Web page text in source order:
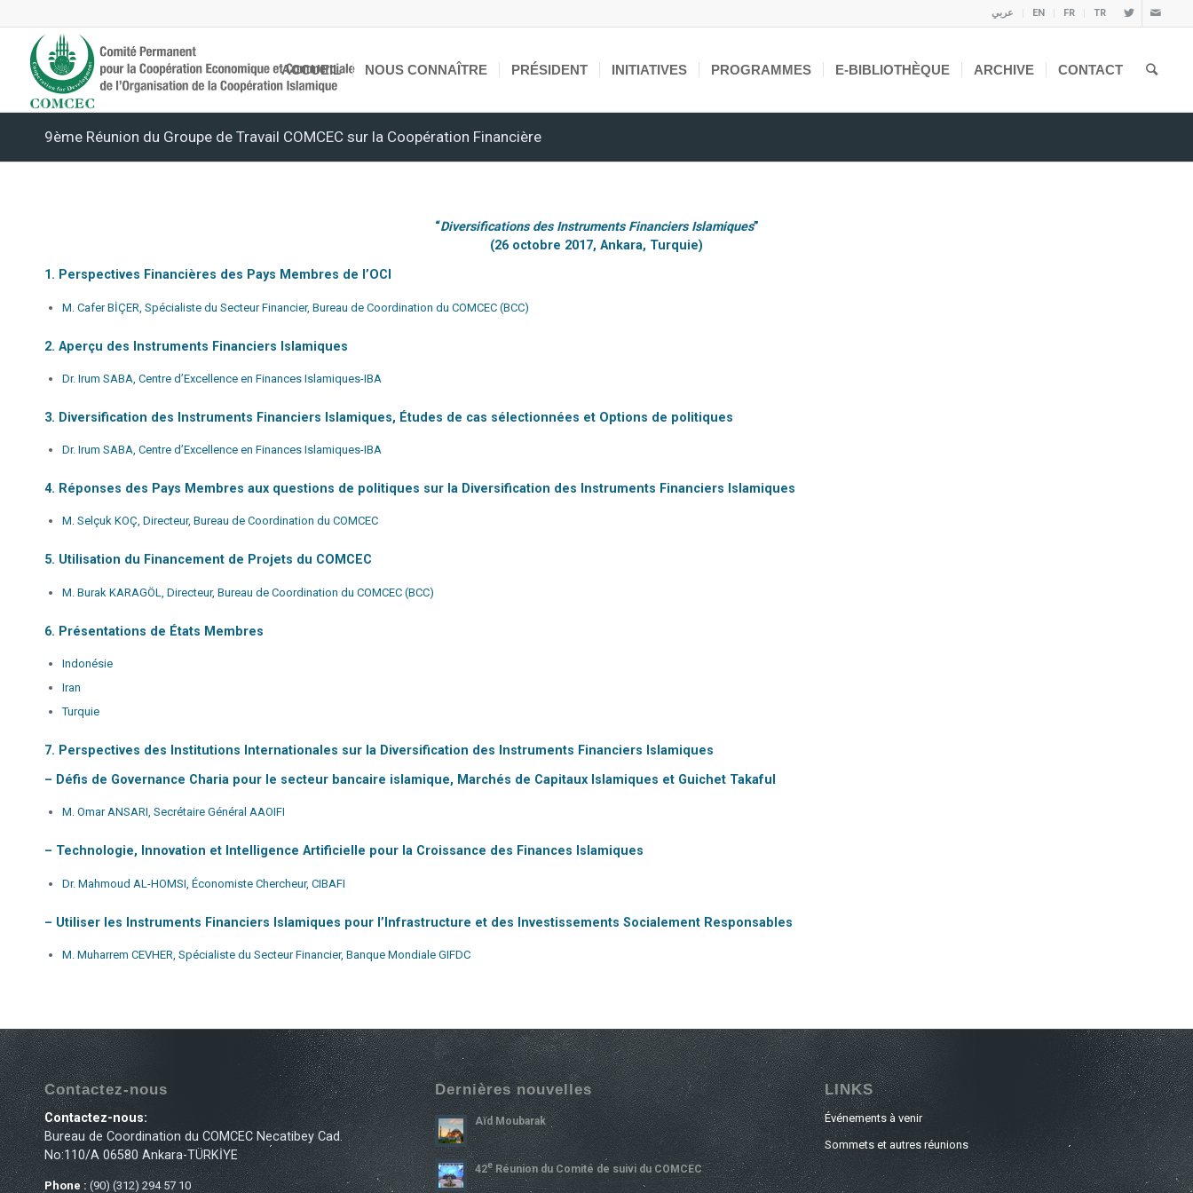
عربي EN FR TR
ACCUEIL NOUS CONNAÎTRE PRÉSIDENT INITIATIVES PROGRAMMES E-BIBLIOTHÈQUE ARCHIVE CONTACT
9ème Réunion du Groupe de Travail COMCEC sur la Coopération Financière
“Diversifications des Instruments Financiers Islamiques”
(26 octobre 2017, Ankara, Turquie)
1. Perspectives Financières des Pays Membres de l’OCI
M. Cafer BİÇER, Spécialiste du Secteur Financier, Bureau de Coordination du COMCEC (BCC)
2. Aperçu des Instruments Financiers Islamiques
Dr. Irum SABA, Centre d’Excellence en Finances Islamiques-IBA
3. Diversification des Instruments Financiers Islamiques, Études de cas sélectionnées et Options de politiques
Dr. Irum SABA, Centre d’Excellence en Finances Islamiques-IBA
4. Réponses des Pays Membres aux questions de politiques sur la Diversification des Instruments Financiers Islamiques
M. Selçuk KOÇ, Directeur, Bureau de Coordination du COMCEC
5. Utilisation du Financement de Projets du COMCEC
M. Burak KARAGÖL, Directeur, Bureau de Coordination du COMCEC (BCC)
6. Présentations de États Membres
Indonésie
Iran
Turquie
7. Perspectives des Institutions Internationales sur la Diversification des Instruments Financiers Islamiques
– Défis de Governance Charia pour le secteur bancaire islamique, Marchés de Capitaux Islamiques et Guichet Takaful
M. Omar ANSARI, Secrétaire Général AAOIFI
– Technologie, Innovation et Intelligence Artificielle pour la Croissance des Finances Islamiques
Dr. Mahmoud AL-HOMSI, Économiste Chercheur, CIBAFI
– Utiliser les Instruments Financiers Islamiques pour l’Infrastructure et des Investissements Socialement Responsables
M. Muharrem CEVHER, Spécialiste du Secteur Financier, Banque Mondiale GIFDC
Contactez-nous
Contactez-nous:
Bureau de Coordination du COMCEC Necatibey Cad.
No:110/A 06580 Ankara-TÜRKİYE
Phone :(90) (312) 294 57 10
Dernières nouvelles
Aïd Moubarak
42ERéunion du Comité de suivi du COMCEC
LINKS
Événements à venir
Sommets et autres réunions